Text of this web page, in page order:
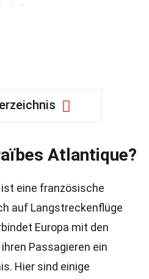
Atlantique?
eine französische
auf Langstreckenflüge
Europa mit den
Passagieren ein
Hier sind einige